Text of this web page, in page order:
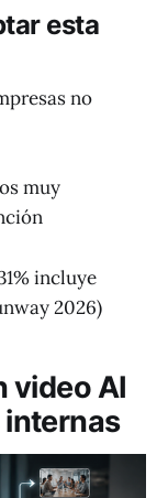
esta
no
muy
incluye
2026)
video AI